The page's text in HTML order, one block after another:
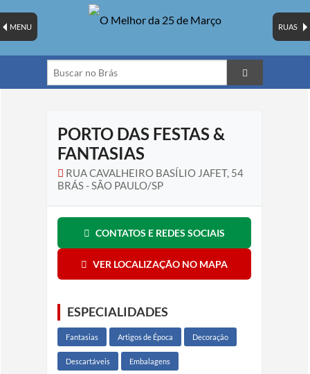
RUAS
MENU
PORTO DAS FESTAS &
FANTASIAS
RUA CAVALHEIRO BASÍLIO JAFET, 54
BRÁS - SÃO PAULO/SP
CONTATOS E REDES SOCIAIS
VER LOCALIZAÇÃO NO MAPA
ESPECIALIDADES
Fantasias Artigos de Época Decoração
Descartáveis Embalagens